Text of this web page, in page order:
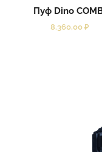
Пуф Dino
8.360,00 ₽